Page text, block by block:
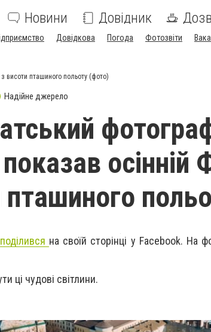
Новини Довідник
Довідкова Погода Фотозвіти
висоти пташиного польоту (фото)
Надійне джерело
осінній
пташиного
поділився на своїй сторінці у Facebook. На
ці чудові світлини.